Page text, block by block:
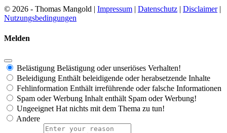
© 2026 - Thomas Mangold | Impressum | Datenschutz | Disclaimer|
Nutzungsbedingungen
Melden
Belästigung Belästigung oder unseriöses Verhalten!
Beleidigung Enthält beleidigende oder herabsetzende Inhalte
Fehlinformation Enthält irreführende oder falsche Informationen
Spam oder Werbung Inhalt enthält Spam oder Werbung!
Ungeeignet Hat nichts mit dem Thema zu tun!
Andere